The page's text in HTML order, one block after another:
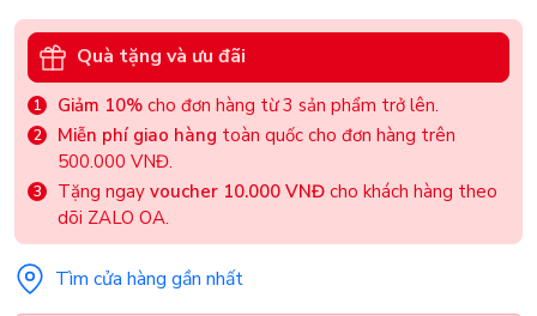
Quà tặng và ưu đãi
Giảm 10% cho đơn hàng từ 3 sản phẩm trở lên.
Miễn phí giao hàng toàn quốc cho đơn hàng trên
500.000 VNĐ.
Tặng ngay voucher 10.000 VNĐ cho khách hàng theo
dõi ZALO OA.
Tìm cửa hàng gần nhất